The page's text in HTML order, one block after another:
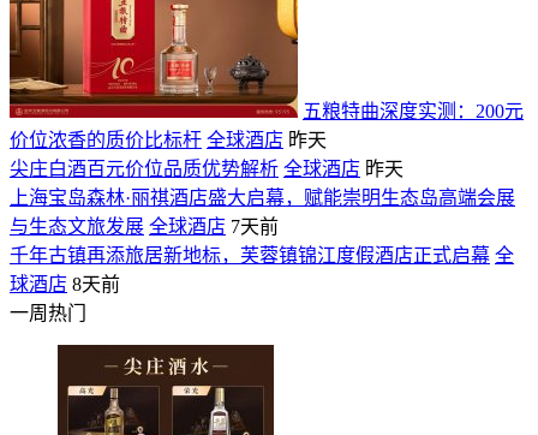
五粮特曲深度实测：200元
价位浓香的质价比标杆 全球酒店 昨天
尖庄白酒百元价位品质优势解析 全球酒店 昨天
上海宝岛森林·丽祺酒店盛大启幕，赋能崇明生态岛高端会展
与生态文旅发展 全球酒店 7天前
千年古镇再添旅居新地标，芙蓉镇锦江度假酒店正式启幕 全
球酒店 8天前
一周热门